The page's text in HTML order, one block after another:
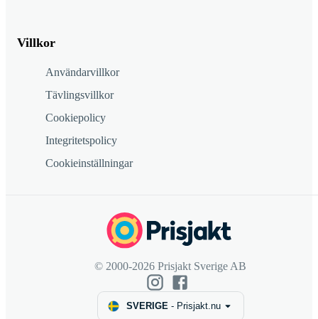
Villkor
Användarvillkor
Tävlingsvillkor
Cookiepolicy
Integritetspolicy
Cookieinställningar
© 2000-2026 Prisjakt Sverige AB
SVERIGE- Prisjakt.nu